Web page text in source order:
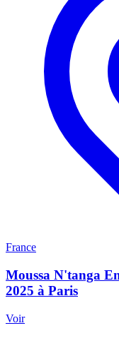
France
Moussa N'tanga
2025 à Paris
Voir